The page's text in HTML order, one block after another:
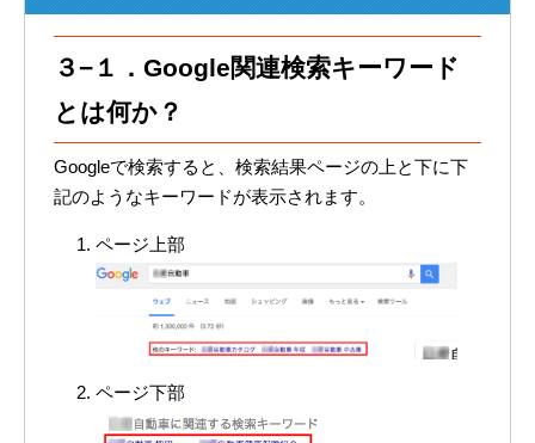
３−１．Google関連検索キーワード
とは何か？
Googleで検索すると、検索結果ページの上と下に下
記のようなキーワードが表示されます。
ページ上部
ページ下部